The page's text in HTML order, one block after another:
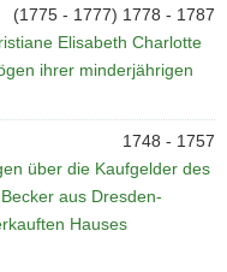
(1775 - 1777) 1778 - 1787
Elisabeth Charlotte
ihrer minderjährigen
1748 - 1757
über die Kaufgelder des
aus Dresden-
Hauses